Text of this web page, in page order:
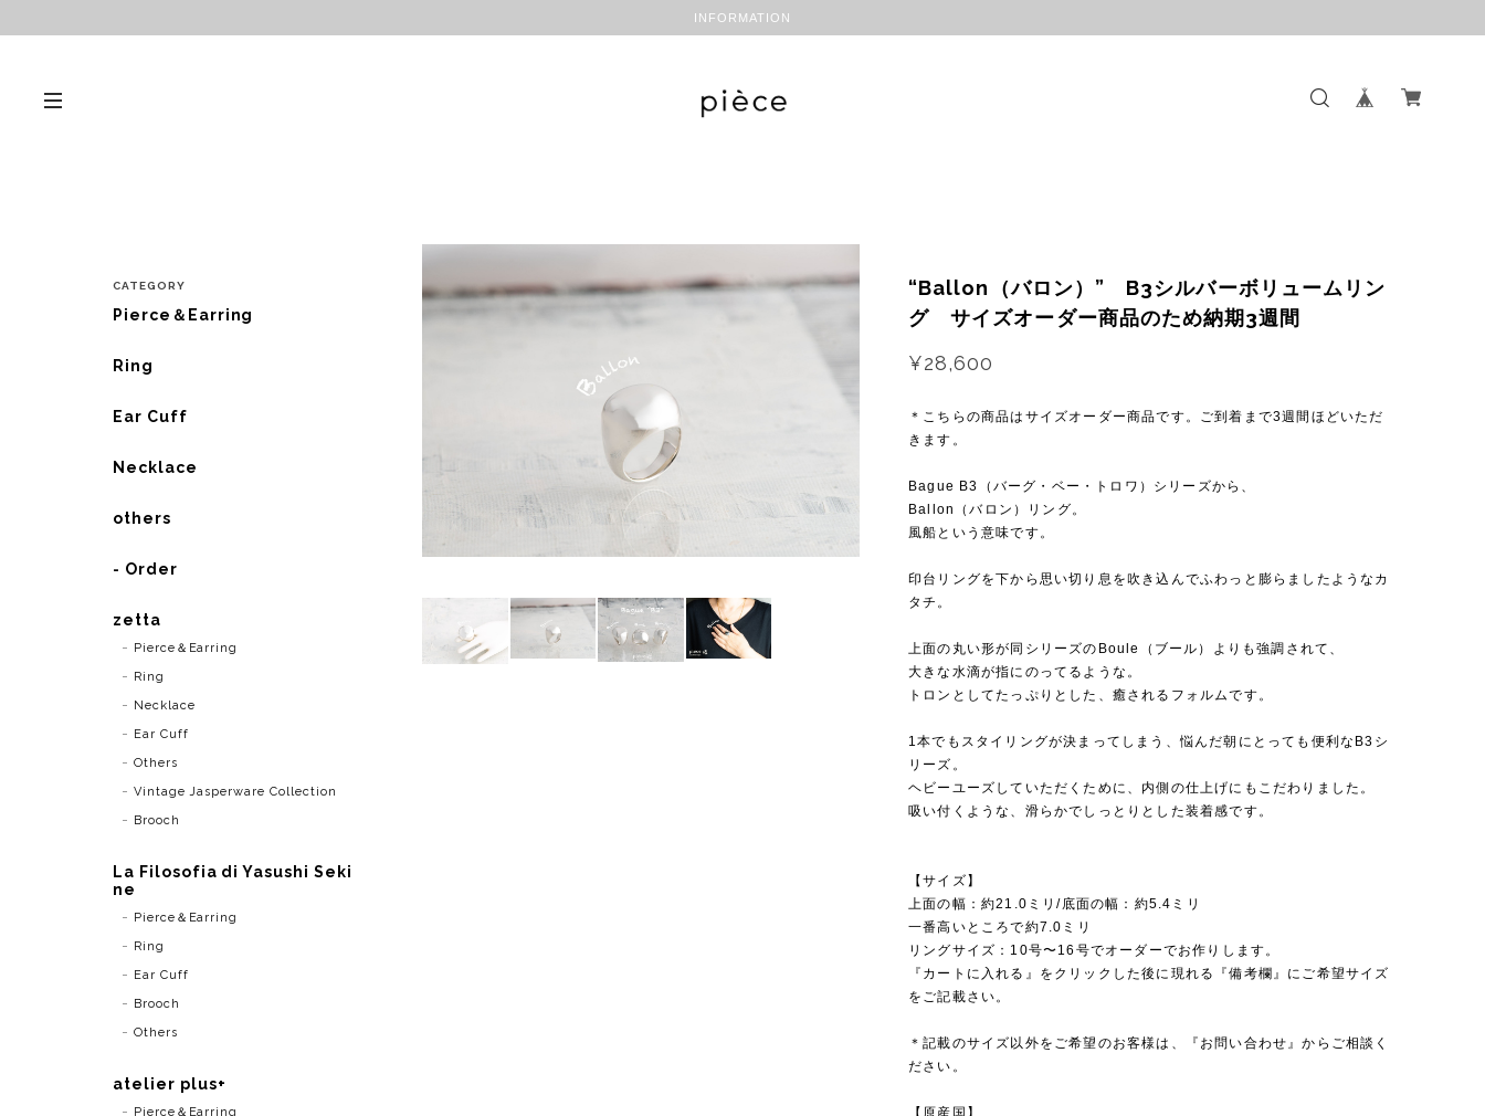
INFORMATION
“Ballon（バロン）” B3シルバーボリュームリン
グ サイズオーダー商品のため納期3週間
¥28,600
＊こちらの商品はサイズオーダー商品です。ご到着まで3週間ほどいただ
きます。
Bague B3（バーグ・ベー・トロワ）シリーズから、
Ballon（バロン）リング。
風船という意味です。
印台リングを下から思い切り息を吹き込んでふわっと膨らましたようなカ
タチ。
上面の丸い形が同シリーズのBoule（ブール）よりも強調されて、
大きな水滴が指にのってるような。
トロンとしてたっぷりとした、癒されるフォルムです。
1本でもスタイリングが決まってしまう、悩んだ朝にとっても便利なB3シ
リーズ。
ヘビーユーズしていただくために、内側の仕上げにもこだわりました。
吸い付くような、滑らかでしっとりとした装着感です。
【サイズ】
上面の幅：約21.0ミリ/底面の幅：約5.4ミリ
一番高いところで約7.0ミリ
リングサイズ：10号〜16号でオーダーでお作りします。
『カートに入れる』をクリックした後に現れる『備考欄』にご希望サイズ
をご記載さい。
＊記載のサイズ以外をご希望のお客様は、『お問い合わせ』からご相談く
ださい。
CATEGORY
Pierce＆Earring
Ring
Ear Cuff
Necklace
others
- Order
zetta
Pierce＆Earring
Ring
Necklace
Ear Cuff
Others
Vintage Jasperware Collection
Brooch
La Filosofia di Yasushi Seki
ne
Pierce＆Earring
Ring
Ear Cuff
Brooch
Others
atelier plus+
Pierce＆Earring